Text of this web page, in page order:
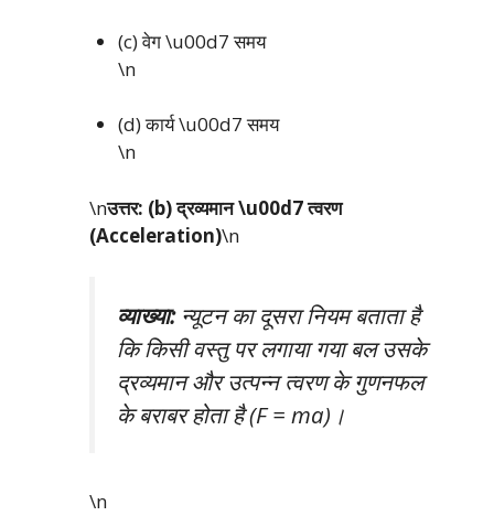
(c) वेग \u00d7 समय
\n
(d) कार्य \u00d7 समय
\n
\nउत्तर: (b) द्रव्यमान \u00d7 त्वरण
(Acceleration)\n
व्याख्या:न्यूटन का दूसरा नियम बताता है
कि किसी वस्तु पर लगाया गया बल उसके
द्रव्यमान और उत्पन्न त्वरण के गुणनफल
के बराबर होता है (F = ma)।
\n